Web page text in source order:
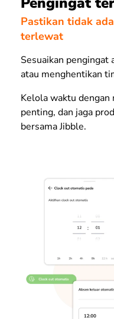
Pastikan tidak
terlewat
Sesuaikan pengingat
atau menghentikan
Kelola waktu dengan
penting, dan jaga
bersama Jibble.